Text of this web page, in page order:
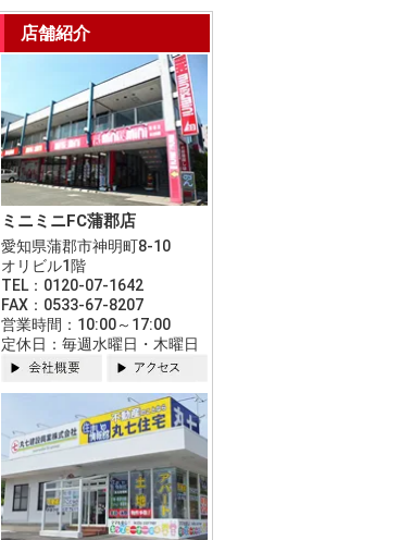
店舗紹介
ミニミニFC蒲郡店
愛知県蒲郡市神明町8-10
オリビル1階
TEL：0120-07-1642
FAX：0533-67-8207
営業時間：10:00～17:00
定休日：毎週水曜日・木曜日